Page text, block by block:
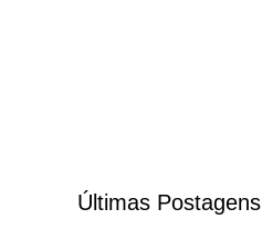
Últimas Postagens